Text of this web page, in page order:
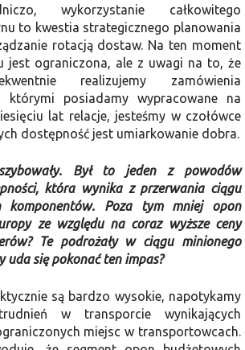
wykorzystanie całkowitego
to kwestia strategicznego planowania
rotacją dostaw. Na ten moment
jest ograniczona, ale z uwagi na to, że
realizujemy zamówienia
którymi posiadamy wypracowane na
lat relacje, jesteśmy w czołówce
dostępność jest umiarkowanie dobra.
Był to jeden z powodów
która wynika z przerwania ciągu
komponentów. Poza tym mniej opon
ze względu na coraz wyższe ceny
Te podrożały w ciągu minionego
uda się pokonać ten impas?
są bardzo wysokie, napotykamy
w transporcie wynikających
miejsc w transportowcach.